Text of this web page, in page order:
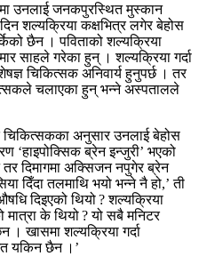
उनलाई जनकपुरस्थित मुस्कान
शल्यक्रिया कक्षभित्र लगेर बेहोस
छैन । पविताको शल्यक्रिया
साहले गरेका हुन् । शल्यक्रिया गर्दा
चिकित्सक अनिवार्य हुनुपर्छ । तर
चलाएका हुन् भन्ने अस्पतालले
अनुसार उनलाई बेहोस
‘हाइपोक्सिक ब्रेन इन्जुरी’ भएको
दिमागमा अक्सिजन नपुगेर ब्रेन
दिँदा तलमाथि भयो भन्ने नै हो,’ ती
दिइएको थियो ? शल्यक्रिया
मात्रा के थियो ? यो सबै मनिटर
। खासमा शल्यक्रिया गर्दा
यकिन छैन ।’